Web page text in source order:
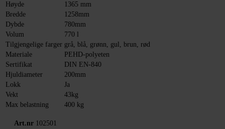
Høyde
1365 mm
Bredde
1258mm
Dybde
780mm
Volum
770 l
Tilgjengelige farger grå, blå, grønn, gul, brun, rød
Materiale
PEHD-polyeten
Sertifikat
DIN EN-840
Hjuldiameter
200mm
Lokk
Ja
Vekt
43kg
Max belastning
400 kg
Art.nr 102501